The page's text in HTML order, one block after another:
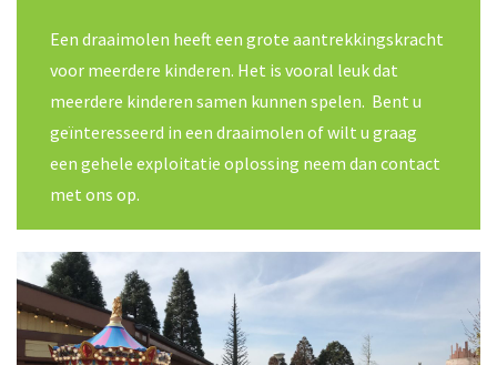
Een draaimolen heeft een grote aantrekkingskracht
voor meerdere kinderen. Het is vooral leuk dat
meerdere kinderen samen kunnen spelen. Bent u
geïnteresseerd in een draaimolen of wilt u graag
een gehele exploitatie oplossing neem dan contact
met ons op.